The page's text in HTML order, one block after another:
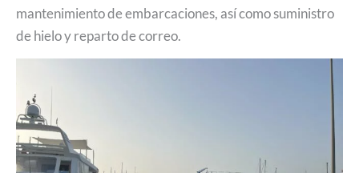
mantenimiento de embarcaciones, así como suministro
de hielo y reparto de correo.